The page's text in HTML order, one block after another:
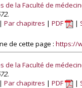
de la Faculté de
Par chapitres PDF
de cette page : https://
de la Faculté de
Par chapitres PDF